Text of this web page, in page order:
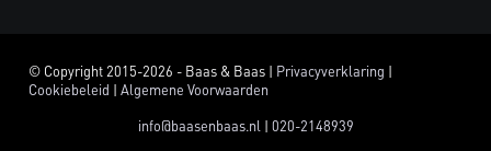
© Copyright 2015-2026 - Baas & Baas | Privacyverklaring |
Cookiebeleid | Algemene Voorwaarden
info@baasenbaas.nl | 020-2148939